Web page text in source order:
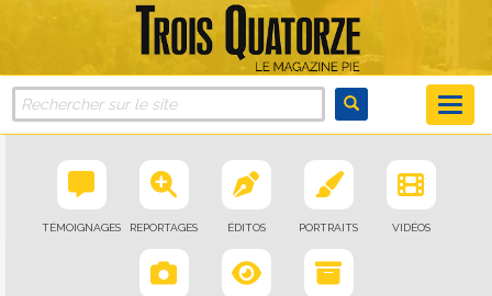
TÉMOIGNAGES REPORTAGES ÉDITOS PORTRAITS VIDÉOS